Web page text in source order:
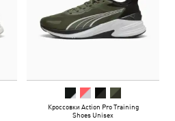
Кроссовки Action Pro Training
Shoes Unisex